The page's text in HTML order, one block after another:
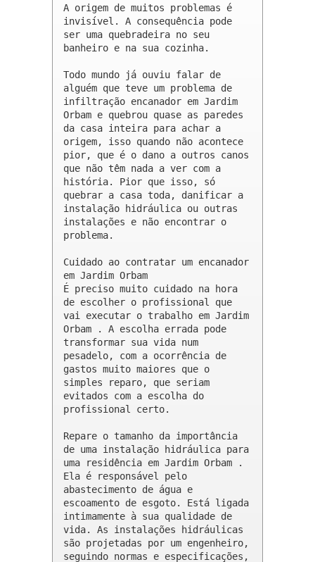
A origem de muitos problemas é
invisível. A consequência pode
ser uma quebradeira no seu
banheiro e na sua cozinha.
Todo mundo já ouviu falar de
alguém que teve um problema de
infiltração encanador em Jardim
Orbam e quebrou quase as paredes
da casa inteira para achar a
origem, isso quando não acontece
pior, que é o dano a outros canos
que não têm nada a ver com a
história. Pior que isso, só
quebrar a casa toda, danificar a
instalação hidráulica ou outras
instalações e não encontrar o
problema.
Cuidado ao contratar um encanador
em Jardim Orbam
É preciso muito cuidado na hora
de escolher o profissional que
vai executar o trabalho em Jardim
Orbam . A escolha errada pode
transformar sua vida num
pesadelo, com a ocorrência de
gastos muito maiores que o
simples reparo, que seriam
evitados com a escolha do
profissional certo.
Repare o tamanho da importância
de uma instalação hidráulica para
uma residência em Jardim Orbam .
Ela é responsável pelo
abastecimento de água e
escoamento de esgoto. Está ligada
intimamente à sua qualidade de
vida. As instalações hidráulicas
são projetadas por um engenheiro,
seguindo normas e especificações,